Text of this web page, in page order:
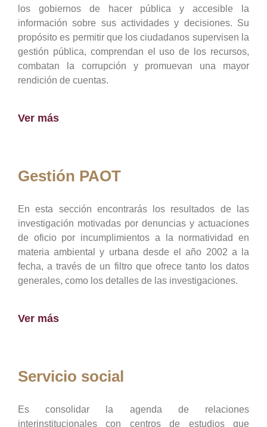
los gobiernos de hacer pública y accesible la
información sobre sus actividades y decisiones. Su
propósito es permitir que los ciudadanos supervisen la
gestión pública, comprendan el uso de los recursos,
combatan la corrupción y promuevan una mayor
rendición de cuentas.
Ver más
Gestión PAOT
En esta sección encontrarás los resultados de las
investigación motivadas por denuncias y actuaciones
de oficio por incumplimientos a la normatividad en
materia ambiental y urbana desde el año 2002 a la
fecha, a través de un filtro que ofrece tanto los datos
generales, como los detalles de las investigaciones.
Ver más
Servicio social
Es consolidar la agenda de relaciones
interinstitucionales con centros de estudios que